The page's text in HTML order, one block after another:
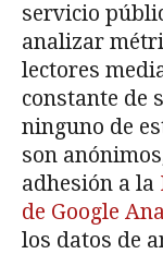
servicio
analizar
lectores
constante de
ninguno de
son
adhesión a la
de Google
los datos de